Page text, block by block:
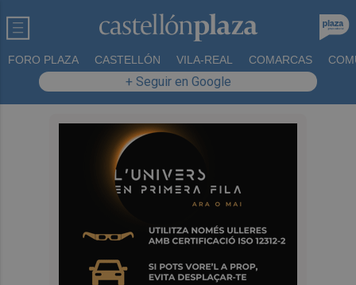
FORO PLAZA CASTELLÓN VILA-REAL COMARCAS
+ Seguir en Google